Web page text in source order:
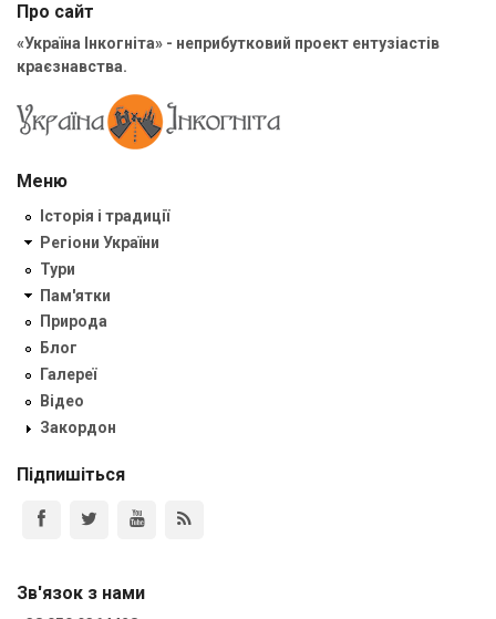
Про сайт
«Україна Інкогніта» - неприбутковий проект ентузіастів
краєзнавства.
Меню
Історія і традиції
Регіони України
Тури
Пам'ятки
Природа
Блог
Галереї
Відео
Закордон
Підпишіться
Зв'язок з нами